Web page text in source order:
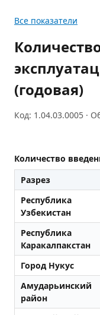
Все показатели
(годовая)
Код: 1.04.03.0005 ·
Количество
Разрез
Республика
Узбекистан
Республика
Каракалпакстан
Город Нукус
Амударьинский
район